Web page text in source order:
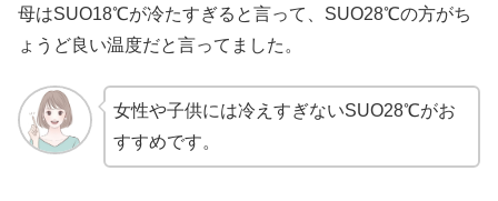
母はSUO18℃が冷たすぎると言って、SUO28℃の方がち
ょうど良い温度だと言ってました。
女性や子供には冷えすぎないSUO28℃がお
すすめです。